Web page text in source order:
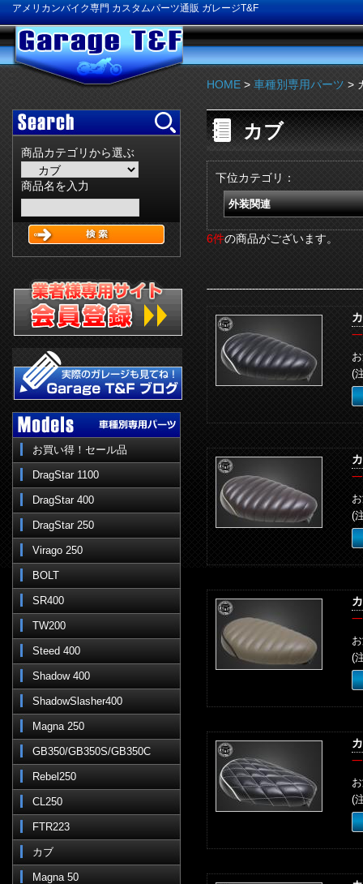
アメリカンバイク専門 カスタムパーツ通販 ガレージT&F
商品カテゴリから選ぶ
商品名を入力
お買い得！セール品
DragStar 1100
DragStar 400
DragStar 250
Virago 250
BOLT
SR400
TW200
Steed 400
Shadow 400
ShadowSlasher400
Magna 250
GB350/GB350S/GB350C
Rebel250
CL250
FTR223
カブ
Magna 50
HOME > 車種別専用パーツ >
カブ
下位カテゴリ：
外装関連
6件の商品がございます。
(
(
(
(